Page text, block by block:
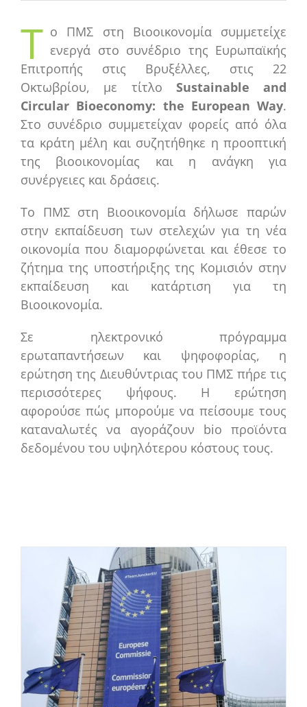
T ο ΠΜΣ στη Βιοοικονομία συμμετείχε
ενεργά στο συνέδριο της Ευρωπαϊκής
Επιτροπής στις Βρυξέλλες, στις 22
Οκτωβρίου, με τίτλο Sustainable and
Circular Bioeconomy: the European Way.
Στο συνέδριο συμμετείχαν φορείς από όλα
τα κράτη μέλη και συζητήθηκε η προοπτική
της βιοοικονομίας και η ανάγκη για
συνέργειες και δράσεις.
Το ΠΜΣ στη Βιοοικονομία δήλωσε παρών
στην εκπαίδευση των στελεχών για τη νέα
οικονομία που διαμορφώνεται και έθεσε το
ζήτημα της υποστήριξης της Κομισιόν στην
εκπαίδευση και κατάρτιση για τη
Βιοοικονομία.
Σε ηλεκτρονικό πρόγραμμα
ερωταπαντήσεων και ψηφοφορίας, η
ερώτηση της Διευθύντριας του ΠΜΣ πήρε τις
περισσότερες ψήφους. Η ερώτηση
αφορούσε πώς μπορούμε να πείσουμε τους
καταναλωτές να αγοράζουν bio προϊόντα
δεδομένου του υψηλότερου κόστους τους.